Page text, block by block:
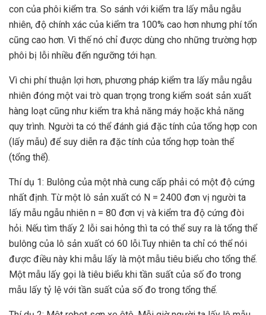
con của phôi kiểm tra. So sánh với kiểm tra lấy mẫu ngẫu
nhiên, độ chính xác của kiểm tra 100% cao hơn nhưng phí tổn
cũng cao hơn. Vì thế nó chỉ được dùng cho những trường hợp
phôi bị lỗi nhiều đến ngưỡng tới hạn.
Vì chi phí thuận lợi hơn, phương pháp kiểm tra lấy mẫu ngẫu
nhiên đóng một vai trò quan trọng trong kiểm soát sản xuất
hàng loạt cũng như kiểm tra khả năng máy hoặc khả năng
quy trình. Người ta có thể đánh giá đặc tính của tổng hợp con
(lấy mẫu) để suy diễn ra đặc tính của tổng hợp toàn thể
(tổng thể).
Thí dụ 1: Bulông của một nhà cung cấp phải có một độ cứng
nhất định. Từ một lô sản xuất có N = 2400 đơn vị người ta
lấy mẫu ngẫu nhiên n = 80 đơn vị và kiểm tra độ cứng đòi
hỏi. Nếu tìm thấy 2 lỗi sai hỏng thì ta có thể suy ra là tổng thể
bulông của lô sản xuất có 60 lỗi.Tuy nhiên ta chỉ có thể nói
được điều này khi mẫu lấy là một mẫu tiêu biểu cho tổng thể.
Một mẫu lấy gọi là tiêu biểu khi tần suất của số đo trong
mẫu lấy tỷ lệ với tần suất của số đo trong tổng thể.